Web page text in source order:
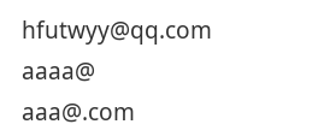
hfutwyy@qq.com
aaaa@
aaa@.com